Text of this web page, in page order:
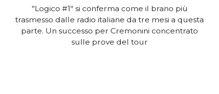
"Logico #1" si conferma come il brano più
trasmesso dalle radio italiane da tre mesi a questa
parte. Un successo per Cremonini concentrato
sulle prove del tour